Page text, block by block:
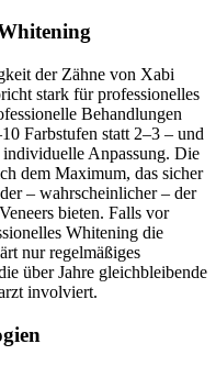
der Zähne von Xabi
stark für professionelles
Behandlungen
Farbstufen statt 2–3 – und
Anpassung. Die
dem Maximum, das sicher
– wahrscheinlicher – der
bieten. Falls vor
Whitening die
nur regelmäßiges
über Jahre gleichbleibende
involviert.